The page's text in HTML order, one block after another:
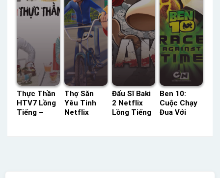
Thực Thần
HTV7 Lồng
Tiếng –
Thợ Săn
Yêu Tinh
Netflix
Đấu Sĩ Baki
2 Netflix
Lồng Tiếng
Ben 10:
Cuộc Chạy
Đua Với